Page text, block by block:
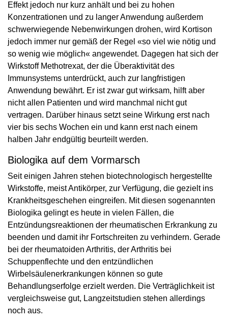
Effekt jedoch nur kurz anhält und bei zu hohen
Konzentrationen und zu langer Anwendung außerdem
schwerwiegende Nebenwirkungen drohen, wird Kortison
jedoch immer nur gemäß der Regel «so viel wie nötig und
so wenig wie möglich« angewendet. Dagegen hat sich der
Wirkstoff Methotrexat, der die Überaktivität des
Immunsystems unterdrückt, auch zur langfristigen
Anwendung bewährt. Er ist zwar gut wirksam, hilft aber
nicht allen Patienten und wird manchmal nicht gut
vertragen. Darüber hinaus setzt seine Wirkung erst nach
vier bis sechs Wochen ein und kann erst nach einem
halben Jahr endgültig beurteilt werden.
Biologika auf dem Vormarsch
Seit einigen Jahren stehen biotechnologisch hergestellte
Wirkstoffe, meist Antikörper, zur Verfügung, die gezielt ins
Krankheitsgeschehen eingreifen. Mit diesen sogenannten
Biologika gelingt es heute in vielen Fällen, die
Entzündungsreaktionen der rheumatischen Erkrankung zu
beenden und damit ihr Fortschreiten zu verhindern. Gerade
bei der rheumatoiden Arthritis, der Arthritis bei
Schuppenflechte und den entzündlichen
Wirbelsäulenerkrankungen können so gute
Behandlungserfolge erzielt werden. Die Verträglichkeit ist
vergleichsweise gut, Langzeitstudien stehen allerdings
noch aus.